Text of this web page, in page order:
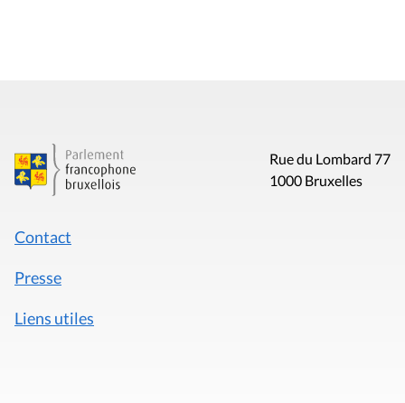
Rue du Lombard 77
1000 Bruxelles
Contact
Presse
Liens utiles